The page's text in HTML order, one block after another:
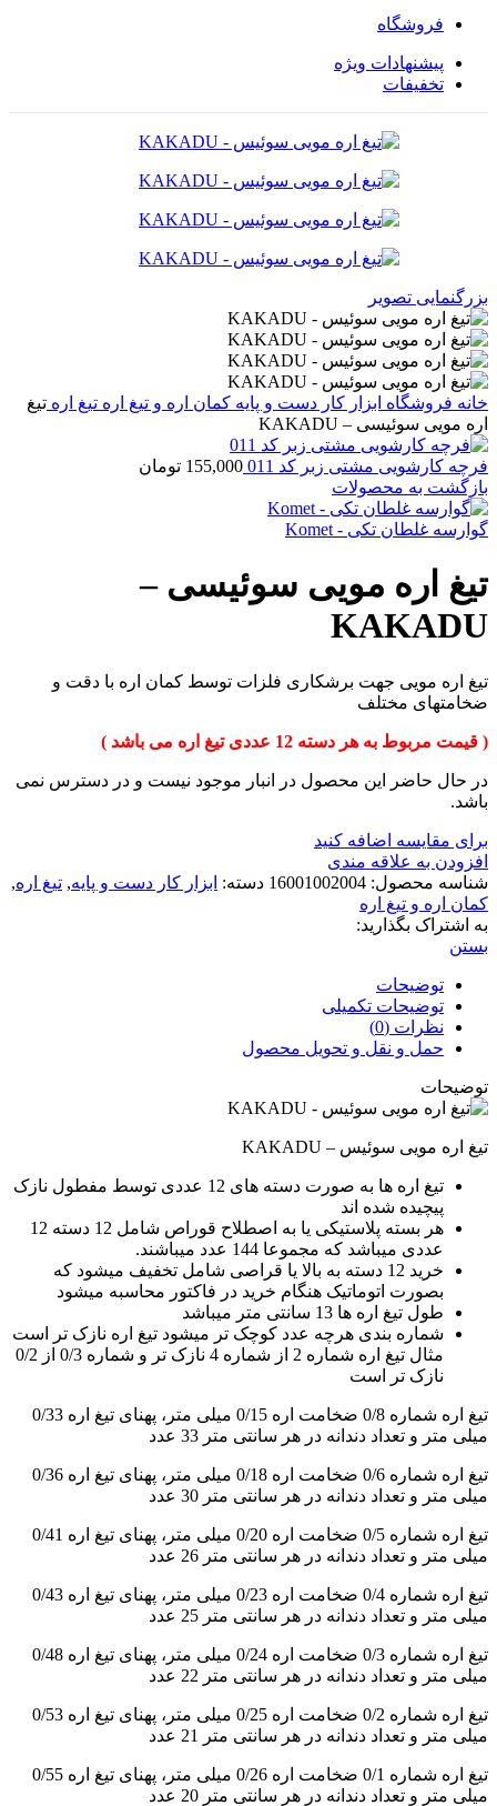
فروشگاه
پیشنهادات ویژه
تخفیفات
بزرگنمایی تصویر
خانه فروشگاه ابزار کار دست و پایه کمان اره و تیغ اره تیغ اره تیغ
اره مویی سوئیسی – KAKADU
فرچه کارشویی مشتی زبر کد 011 155,000 تومان
بازگشت به محصولات
گوارسه غلطان تکی - Komet
تیغ اره مویی سوئیسی –
KAKADU
تیغ اره مویی جهت برشکاری فلزات توسط کمان اره با دقت و
ضخامتهای مختلف
( قیمت مربوط به هر دسته 12 عددی تیغ اره می باشد )
در حال حاضر این محصول در انبار موجود نیست و در دسترس نمی
باشد.
برای مقایسه اضافه کنید
افزودن به علاقه مندی
شناسه محصول: 16001002004 دسته: ابزار کار دست و پایه, تیغ اره,
کمان اره و تیغ اره
به اشتراک بگذارید:
بستن
توضیحات
توضیحات تکمیلی
نظرات (0)
حمل و نقل و تحویل محصول
توضیحات
تیغ اره مویی سوئیس – KAKADU
تیغ اره ها به صورت دسته های 12 عددی توسط مفطول نازک
پیچیده شده اند
هر بسته پلاستیکی یا به اصطلاح قوراص شامل 12 دسته 12
عددی میباشد که مجموعا 144 عدد میباشند.
خرید 12 دسته به بالا یا قراصی شامل تخفیف میشود که
بصورت اتوماتیک هنگام خرید در فاکتور محاسبه میشود
طول تیغ اره ها 13 سانتی متر میباشد
شماره بندی هرچه عدد کوچک تر میشود تیغ اره نازک تر است
مثال تیغ اره شماره 2 از شماره 4 نازک تر و شماره 0/3 از 0/2
نازک تر است
تیغ اره شماره 0/8 ضخامت اره 0/15 میلی متر، پهنای تیغ اره 0/33
میلی متر و تعداد دندانه در هر سانتی متر 33 عدد
تیغ اره شماره 0/6 ضخامت اره 0/18 میلی متر، پهنای تیغ اره 0/36
میلی متر و تعداد دندانه در هر سانتی متر 30 عدد
تیغ اره شماره 0/5 ضخامت اره 0/20 میلی متر، پهنای تیغ اره 0/41
میلی متر و تعداد دندانه در هر سانتی متر 26 عدد
تیغ اره شماره 0/4 ضخامت اره 0/23 میلی متر، پهنای تیغ اره 0/43
میلی متر و تعداد دندانه در هر سانتی متر 25 عدد
تیغ اره شماره 0/3 ضخامت اره 0/24 میلی متر، پهنای تیغ اره 0/48
میلی متر و تعداد دندانه در هر سانتی متر 22 عدد
تیغ اره شماره 0/2 ضخامت اره 0/25 میلی متر، پهنای تیغ اره 0/53
میلی متر و تعداد دندانه در هر سانتی متر 21 عدد
تیغ اره شماره 0/1 ضخامت اره 0/26 میلی متر، پهنای تیغ اره 0/55
میلی متر و تعداد دندانه در هر سانتی متر 20 عدد